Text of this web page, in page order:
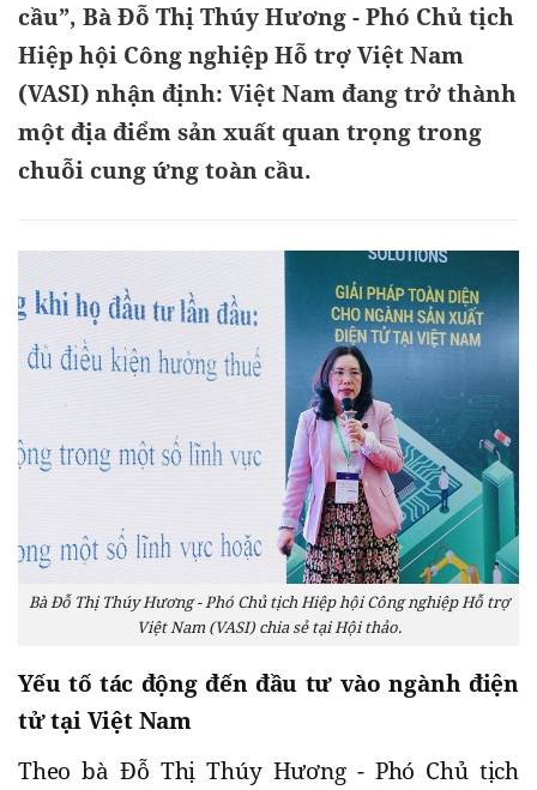
cầu”, Bà Đỗ Thị Thúy Hương - Phó Chủ tịch
Hiệp hội Công nghiệp Hỗ trợ Việt Nam
(VASI) nhận định: Việt Nam đang trở thành
một địa điểm sản xuất quan trọng trong
chuỗi cung ứng toàn cầu.
Bà Đỗ Thị Thúy Hương - Phó Chủ tịch Hiệp hội Công nghiệp Hỗ trợ
Việt Nam (VASI) chia sẻ tại Hội thảo.
Yếu tố tác động đến đầu tư vào ngành điện
tử tại Việt Nam
Theo bà Đỗ Thị Thúy Hương - Phó Chủ tịch